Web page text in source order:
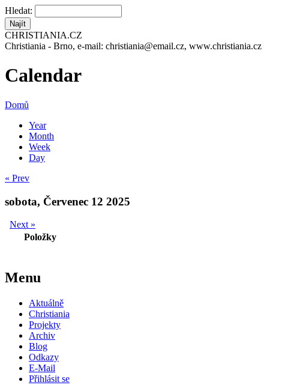
Hledat:
CHRISTIANIA.CZ
Christiania - Brno, e-mail: christiania@email.cz, www.christiania.cz
Calendar
Domů
Year
Month
Week
Day
« Prev
sobota, Červenec 12 2025
Next »
Položky
Menu
Aktuálně
Christiania
Projekty
Archiv
Blog
Odkazy
E-Mail
Přihlásit se